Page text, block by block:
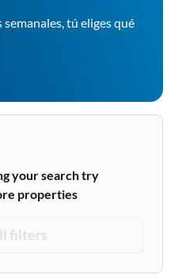
tú eliges qué
your search try
properties
filters